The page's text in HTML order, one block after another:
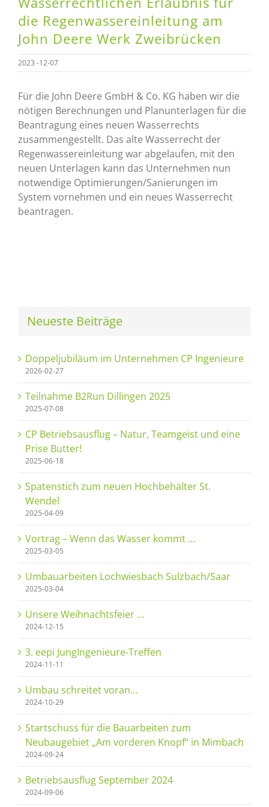
Kontakt
die Regenwassereinleitung am
John Deere Werk Zweibrücken
2023 -12-07
Für die John Deere GmbH & Co. KG haben wir die
nötigen Berechnungen und Planunterlagen für die
Beantragung eines neuen Wasserrechts
zusammengestellt. Das alte Wasserrecht der
Regenwassereinleitung war abgelaufen, mit den
neuen Unterlagen kann das Unternehmen nun
notwendige Optimierungen/Sanierungen im
System vornehmen und ein neues Wasserrecht
beantragen.
Neueste Beiträge
Doppeljubiläum im Unternehmen CP Ingenieure
2026-02-27
Teilnahme B2Run Dillingen 2025
2025-07-08
CP Betriebsausflug – Natur, Teamgeist und eine
Prise Butter!
2025-06-18
Spatenstich zum neuen Hochbehälter St.
Wendel
2025-04-09
Vortrag – Wenn das Wasser kommt …
2025-03-05
Umbauarbeiten Lochwiesbach Sulzbach/Saar
2025-03-04
Unsere Weihnachtsfeier …
2024-12-15
3. eepi JungIngenieure-Treffen
2024-11-11
Umbau schreitet voran…
2024-10-29
Startschuss für die Bauarbeiten zum
Neubaugebiet „Am vorderen Knopf“ in Mimbach
2024-09-24
Betriebsausflug September 2024
2024-09-06